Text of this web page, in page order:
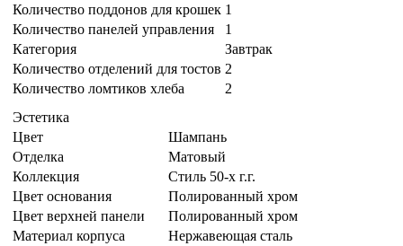
Количество поддонов для крошек 1
Количество панелей управления
1
Категория
Завтрак
Количество отделений для тостов 2
Количество ломтиков хлеба
2
Эстетика
Цвет
Шампань
Отделка
Матовый
Коллекция
Стиль 50-х г.г.
Цвет основания
Полированный хром
Цвет верхней панели
Полированный хром
Материал корпуса
Нержавеющая сталь